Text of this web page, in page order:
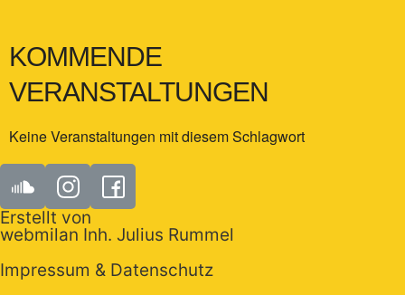
KOMMENDE
VERANSTALTUNGEN
Keine Veranstaltungen mit diesem Schlagwort
Erstellt von
webmilan Inh. Julius Rummel
Impressum & Datenschutz